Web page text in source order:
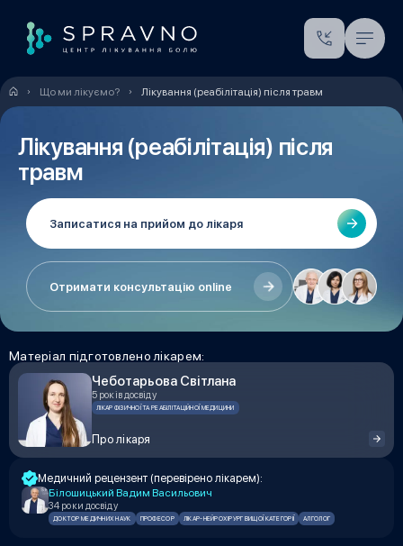
Що ми лікуємо? Лікування (реабілітація) після травм
Лікування (реабілітація) після
травм
Записатися на прийом до лікаря
Отримати консультацію online
Матеріал підготовлено лікарем:
Чеботарьова Світлана
5 років досвіду
ЛІКАР ФІЗИЧНОЇ ТА РЕАБІЛІТАЦІЙНОЇ МЕДИЦИНИ
Про лікаря
Медичний рецензент (перевірено лікарем):
Білошицький Вадим Васильович
34 роки досвіду
ДОКТОР МЕДИЧНИХ НАУК ПРОФЕСОР ЛІКАР-НЕЙРОХІРУРГ ВИЩОЇ КАТЕГОРІЇ АЛГОЛОГ